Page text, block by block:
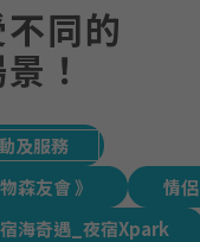
同的
！
及服務
森友會 》
情侶
宿海奇遇_夜宿Xpark